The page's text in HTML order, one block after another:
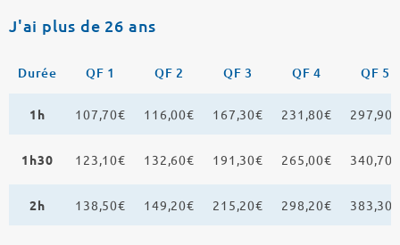
J'ai plus de 26 ans
Durée QF 1 QF 2 QF 3 QF 4 QF 5
1h 107,70€ 116,00€ 167,30€ 231,80€ 297,90€
1h30 123,10€ 132,60€ 191,30€ 265,00€ 340,70€
2h 138,50€ 149,20€ 215,20€ 298,20€ 383,30€